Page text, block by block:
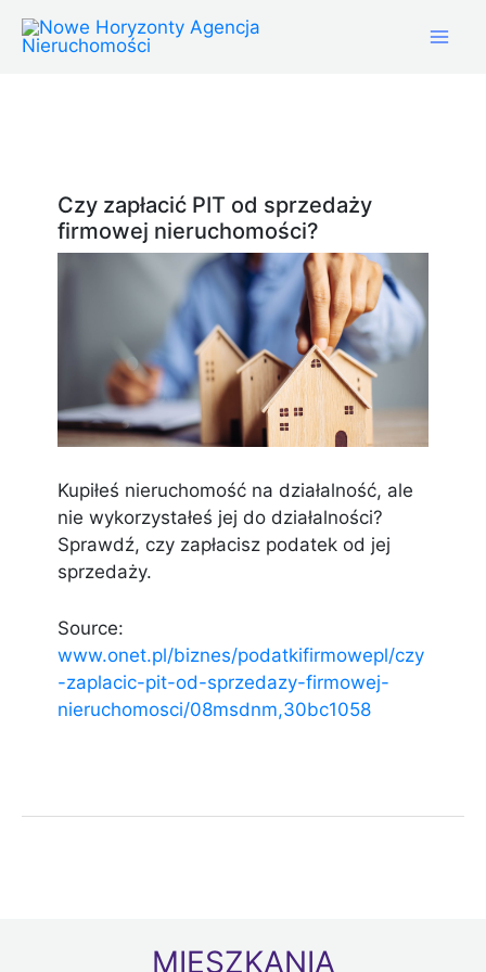
Czy zapłacić PIT od sprzedaży
firmowej nieruchomości?
Kupiłeś nieruchomość na działalność, ale
nie wykorzystałeś jej do działalności?
Sprawdź, czy zapłacisz podatek od jej
sprzedaży.
Source:
www.onet.pl/biznes/podatkifirmowepl/czy
-zaplacic-pit-od-sprzedazy-firmowej-
nieruchomosci/08msdnm,30bc1058
MIESZKANIA